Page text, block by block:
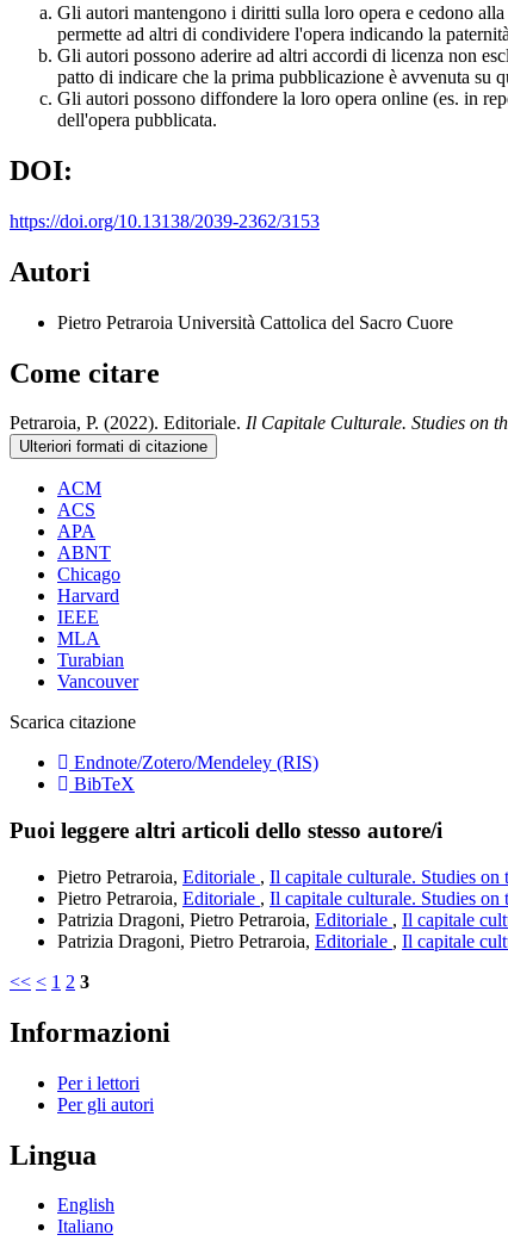
Gli autori mantengono i diritti sulla loro opera e cedono
permette ad altri di condividere l'opera indicando la
Gli autori possono aderire ad altri accordi di licenza non
patto di indicare che la prima pubblicazione è avvenuta su
Gli autori possono diffondere la loro opera online (es. in
dell'opera pubblicata.
DOI:
https://doi.org/10.13138/2039-2362/3153
Autori
Pietro Petraroia Università Cattolica del Sacro Cuore
Come citare
Petraroia, P. (2022). Editoriale. Il Capitale Culturale. Studies on
Ulteriori formati di citazione
ACM
ACS
APA
ABNT
Chicago
Harvard
IEEE
MLA
Turabian
Vancouver
Scarica citazione
Endnote/Zotero/Mendeley (RIS)
BibTeX
Puoi leggere altri articoli dello stesso autore/i
Pietro Petraroia, Editoriale , Il capitale culturale. Studies
Pietro Petraroia, Editoriale , Il capitale culturale. Studies
Patrizia Dragoni, Pietro Petraroia, Editoriale , Il capitale
Patrizia Dragoni, Pietro Petraroia, Editoriale , Il capitale
<< < 1 2 3
Informazioni
Per i lettori
Per gli autori
Lingua
English
Italiano